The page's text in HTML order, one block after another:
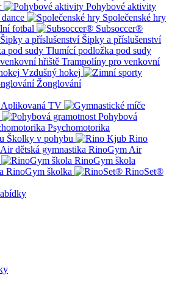
Pohybové aktivity
Společenské hry
fotbal
Subsoccer®
Šipky a příslušenství
Tlumící podložka pod sudy
Trampolíny pro venkovní
Vzdušný hokej
Žonglování
Aplikovaná TV
Pohybová
Psychomotorika
Školky v pohybu
Rino
RinoGym Air
RinoGym škola
RinoGym školka
RinoSet®